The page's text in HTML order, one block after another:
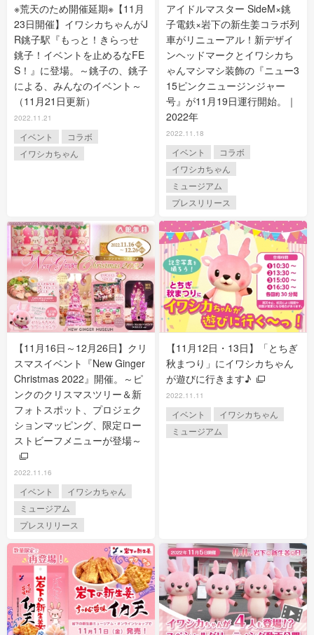
※荒天のため開催延期※【11月
23日開催】イワシカちゃんがJ
R銚子駅『もっと！きらっせ
銚子！イベントを止めるなFE
S！』に登場。～銚子の、銚子
による、みんなのイベント～
（11月21日更新）
2022.11.21
イベント
コラボ
イワシカちゃん
アイドルマスター SideM×銚
子電鉄×岩下の新生姜コラボ列
車がリニューアル！新デザイ
ンヘッドマークとイワシカち
ゃんマシマシ装飾の『ニュー3
15ピンクニュージンジャー
号』が11月19日運行開始。｜
2022年
2022.11.18
イベント
コラボ
イワシカちゃん
ミュージアム
プレスリリース
【11月16日～12月26日】クリ
スマスイベント『New Ginger
Christmas 2022』開催。～ピ
ンクのクリスマスツリー＆新
フォトスポット、プロジェク
ションマッピング、限定ロー
ストビーフメニューが登場～
2022.11.16
イベント
イワシカちゃん
ミュージアム
プレスリリース
【11月12日・13日】「とちぎ
秋まつり」にイワシカちゃん
が遊びに行きます♪
2022.11.11
イベント
イワシカちゃん
ミュージアム